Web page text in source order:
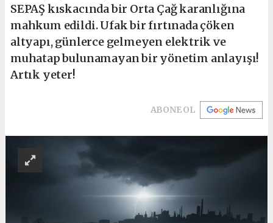
SEPAŞ kıskacında bir Orta Çağ karanlığına
mahkum edildi. Ufak bir fırtınada çöken
altyapı, günlerce gelmeyen elektrik ve
muhatap bulunamayan bir yönetim anlayışı!
Artık yeter!
ABONE OL